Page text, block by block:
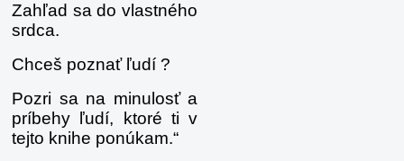
Zahľad sa do vlastného
srdca.
Chceš poznať ľudí ?
Pozri sa na minulosť a
príbehy ľudí, ktoré ti v
tejto knihe ponúkam.“